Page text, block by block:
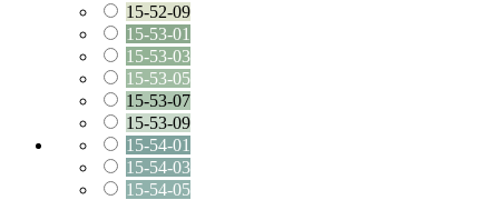
15-52-09
15-53-01
15-53-03
15-53-05
15-53-07
15-53-09
15-54-01
15-54-03
15-54-05